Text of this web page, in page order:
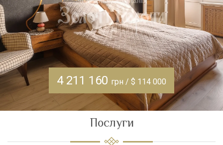
4 211 160 грн / $ 114 000
Послуги